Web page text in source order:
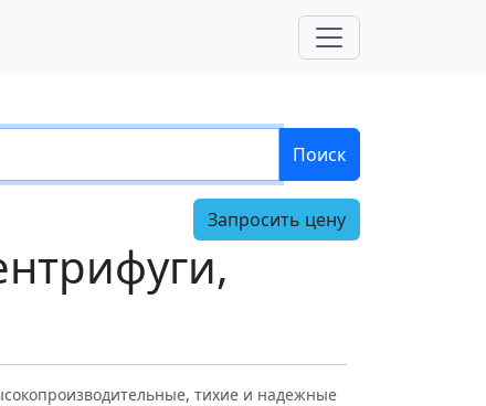
Поиск
Запросить цену
тихие и надежные